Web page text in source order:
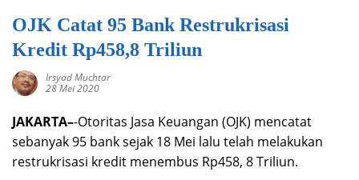
OJK Catat 95 Bank Restrukrisasi
Kredit Rp458,8 Triliun
Irsyad Muchtar
28 Mei 2020
JAKARTA–-Otoritas Jasa Keuangan (OJK) mencatat
sebanyak 95 bank sejak 18 Mei lalu telah melakukan
restrukrisasi kredit menembus Rp458, 8 Triliun.